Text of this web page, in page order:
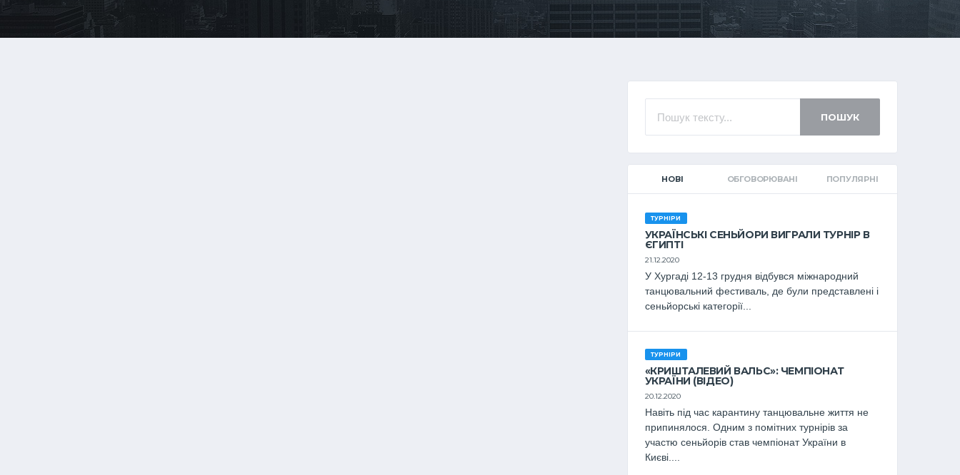
ПОШУК
НОВІ ОБГОВОРЮВАНІ ПОПУЛЯРНІ
ТУРНІРИ
УКРАЇНСЬКІ СЕНЬЙОРИ ВИГРАЛИ ТУРНІР В
ЄГИПТІ
21.12.2020
У Хургаді 12-13 грудня відбувся міжнародний
танцювальний фестиваль, де були представлені і
сеньйорські категорії...
ТУРНІРИ
«КРИШТАЛЕВИЙ ВАЛЬС»: ЧЕМПІОНАТ
УКРАЇНИ (ВІДЕО)
20.12.2020
Навіть під час карантину танцювальне життя не
припинялося. Одним з помітних турнірів за
участю сеньйорів став чемпіонат України в
Києві....